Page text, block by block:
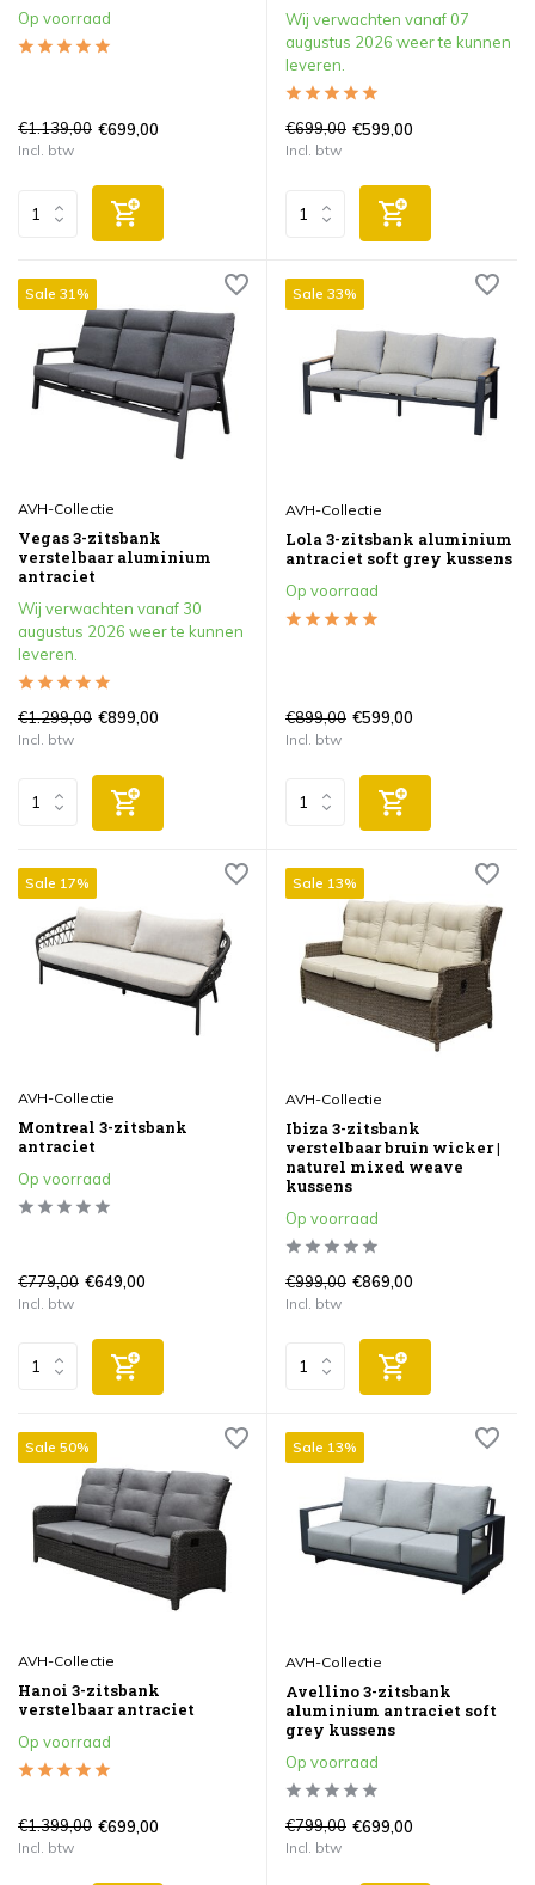
Op voorraad
€1.139,00 €699,00
Incl. btw
Wij verwachten vanaf 07
augustus 2026 weer te kunnen
leveren.
€699,00 €599,00
Incl. btw
Sale 31%
AVH-Collectie
Vegas 3-zitsbank
verstelbaar aluminium
antraciet
Wij verwachten vanaf 30
augustus 2026 weer te kunnen
leveren.
€1.299,00 €899,00
Incl. btw
Sale 33%
AVH-Collectie
Lola 3-zitsbank aluminium
antraciet soft grey kussens
Op voorraad
€899,00 €599,00
Incl. btw
Sale 17%
AVH-Collectie
Montreal 3-zitsbank
antraciet
Op voorraad
€779,00 €649,00
Incl. btw
Sale 13%
AVH-Collectie
Ibiza 3-zitsbank
verstelbaar bruin wicker |
naturel mixed weave
kussens
Op voorraad
€999,00 €869,00
Incl. btw
Sale 50%
AVH-Collectie
Hanoi 3-zitsbank
verstelbaar antraciet
Op voorraad
€1.399,00 €699,00
Incl. btw
Sale 13%
AVH-Collectie
Avellino 3-zitsbank
aluminium antraciet soft
grey kussens
Op voorraad
€799,00 €699,00
Incl. btw